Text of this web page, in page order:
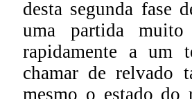
desta segunda fase
uma partida muito
rapidamente a um
chamar de relvado
mesmo o estado